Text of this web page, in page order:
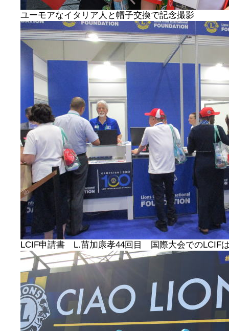
ユーモアなイタリア人と帽子交換で記念撮影
LCIF申請書 L.苗加康孝44回目 国際大会でのLCIF